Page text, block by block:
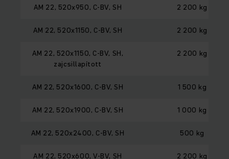
AM 22, 520x950, C-BV, SH 2 200 kg
AM 22, 520x1150, C-BV, SH 2 200 kg
AM 22, 520x1150, C-BV, SH,
zajcsillapított
2 200 kg
AM 22, 520x1600, C-BV, SH 1 500 kg
AM 22, 520x1900, C-BV, SH 1 000 kg
AM 22, 520x2400, C-BV, SH 500 kg
AM 22, 520x600, V-BV, SH 2 200 kg